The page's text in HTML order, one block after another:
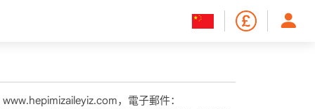
，電子郵件：